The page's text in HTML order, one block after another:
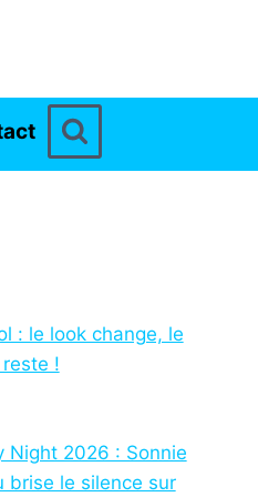
: le look change, le
!
Night 2026 : Sonnie
brise le silence sur